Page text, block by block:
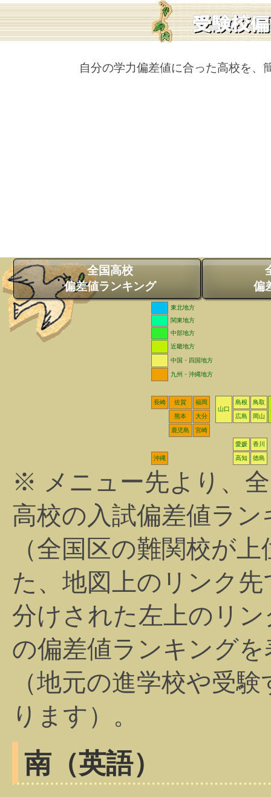
自分の学力偏差値に合った高校を、
全国高校
偏差値ランキング
偏
東北地方
関東地方
中部地方
近畿地方
中国・四国地方
九州・沖縄地方
長崎 佐賀
福岡
山口
島根
鳥取
熊本
大分 広島 岡山
鹿児島 宮崎
愛媛 香川
沖縄 高知 徳島
※ メニュー先より、
高校の入試偏差値ラ
（全国区の難関校が
た、地図上のリンク
分けされた左上のリ
の偏差値ランキング
（地元の進学校や受
ります）。
南（英語）